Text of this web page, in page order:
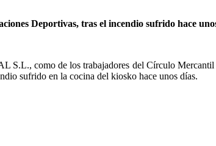
Deportivas, tras el incendio sufrido hace
S.L., como de los trabajadores del Círculo
sufrido en la cocina del kiosko hace unos días.